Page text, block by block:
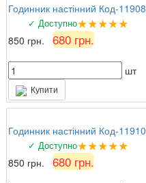
Годинник настінний Код-11908
✓ Доступно★★★★★
850 грн. 680 грн.
шт
Купити
Годинник настінний Код-11910
✓ Доступно★★★★★
850 грн. 680 грн.